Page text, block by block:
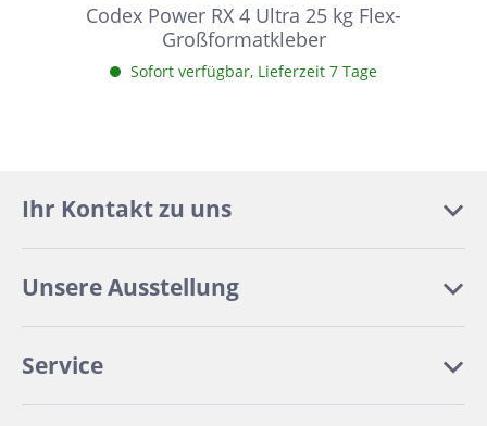
Codex Power RX 4 Ultra 25 kg Flex-
Großformatkleber
Sofort verfügbar, Lieferzeit 7 Tage
Ihr Kontakt zu uns
Unsere Ausstellung
Service